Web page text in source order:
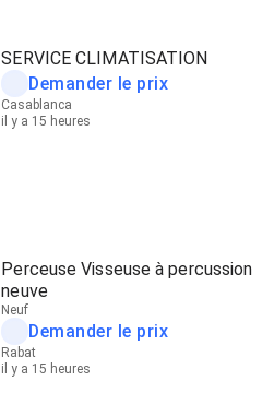
SERVICE CLIMATISATION
Demander le prix
Casablanca
il y a 15 heures
Perceuse Visseuse à percussion
neuve
Neuf
Demander le prix
Rabat
il y a 15 heures